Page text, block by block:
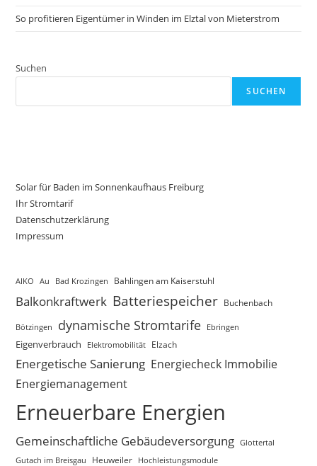
So profitieren Eigentümer in Winden im Elztal von Mieterstrom
Suchen
SUCHEN
Solar für Baden im Sonnenkaufhaus Freiburg
Ihr Stromtarif
Datenschutzerklärung
Impressum
AIKO Au Bad Krozingen Bahlingen am Kaiserstuhl
Balkonkraftwerk Batteriespeicher Buchenbach
Bötzingen dynamische Stromtarife Ebringen
Eigenverbrauch Elektromobilität Elzach
Energetische Sanierung Energiecheck Immobilie
Energiemanagement
Erneuerbare Energien
Gemeinschaftliche Gebäudeversorgung Glottertal
Gutach im Breisgau
Heuweiler Hochleistungsmodule